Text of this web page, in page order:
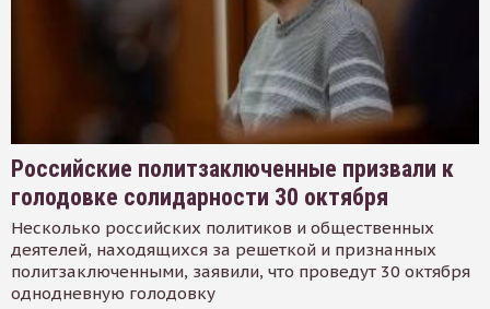
Российские политзаключенные призвали к
голодовке солидарности 30 октября
Несколько российских политиков и общественных
деятелей, находящихся за решеткой и признанных
политзаключенными, заявили, что проведут 30 октября
однодневную голодовку